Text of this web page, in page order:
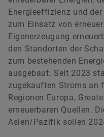
Energieeffizienz und
zum Einsatz von
Eigenerzeugung
den Standorten der
zum bestehenden
ausgebaut. Seit 2023
zugekauften Stroms an
Regionen Europa,
erneuerbaren Quellen.
Asien/Pazifik sollen